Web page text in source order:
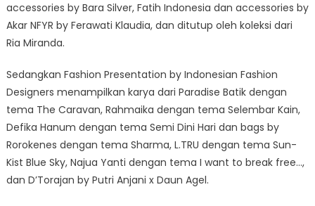
accessories by Bara Silver, Fatih Indonesia dan accessories by
Akar NFYR by Ferawati Klaudia, dan ditutup oleh koleksi dari
Ria Miranda.
Sedangkan Fashion Presentation by Indonesian Fashion
Designers menampilkan karya dari Paradise Batik dengan
tema The Caravan, Rahmaika dengan tema Selembar Kain,
Defika Hanum dengan tema Semi Dini Hari dan bags by
Rorokenes dengan tema Sharma, L.TRU dengan tema Sun-
Kist Blue Sky, Najua Yanti dengan tema I want to break free…,
dan D’Torajan by Putri Anjani x Daun Agel.